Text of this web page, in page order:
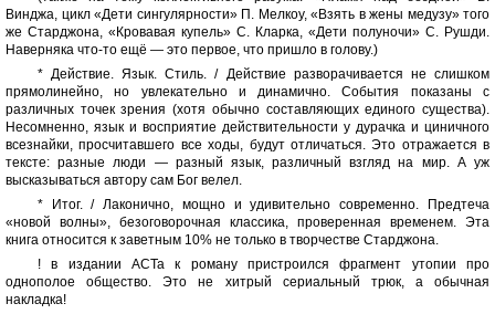
Винджа, цикл «Дети сингулярности» П. Мелкоу, «Взять в жены медузу» того
же Старджона, «Кровавая купель» С. Кларка, «Дети полуночи» С. Рушди.
Наверняка что-то ещё — это первое, что пришло в голову.)
* Действие. Язык. Стиль. / Действие разворачивается не слишком
прямолинейно, но увлекательно и динамично. События показаны с
различных точек зрения (хотя обычно составляющих единого существа).
Несомненно, язык и восприятие действительности у дурачка и циничного
всезнайки, просчитавшего все ходы, будут отличаться. Это отражается в
тексте: разные люди — разный язык, различный взгляд на мир. А уж
высказываться автору сам Бог велел.
* Итог. / Лаконично, мощно и удивительно современно. Предтеча
«новой волны», безоговорочная классика, проверенная временем. Эта
книга относится к заветным 10% не только в творчестве Старджона.
! в издании АСТа к роману пристроился фрагмент утопии про
однополое общество. Это не хитрый сериальный трюк, а обычная
накладка!